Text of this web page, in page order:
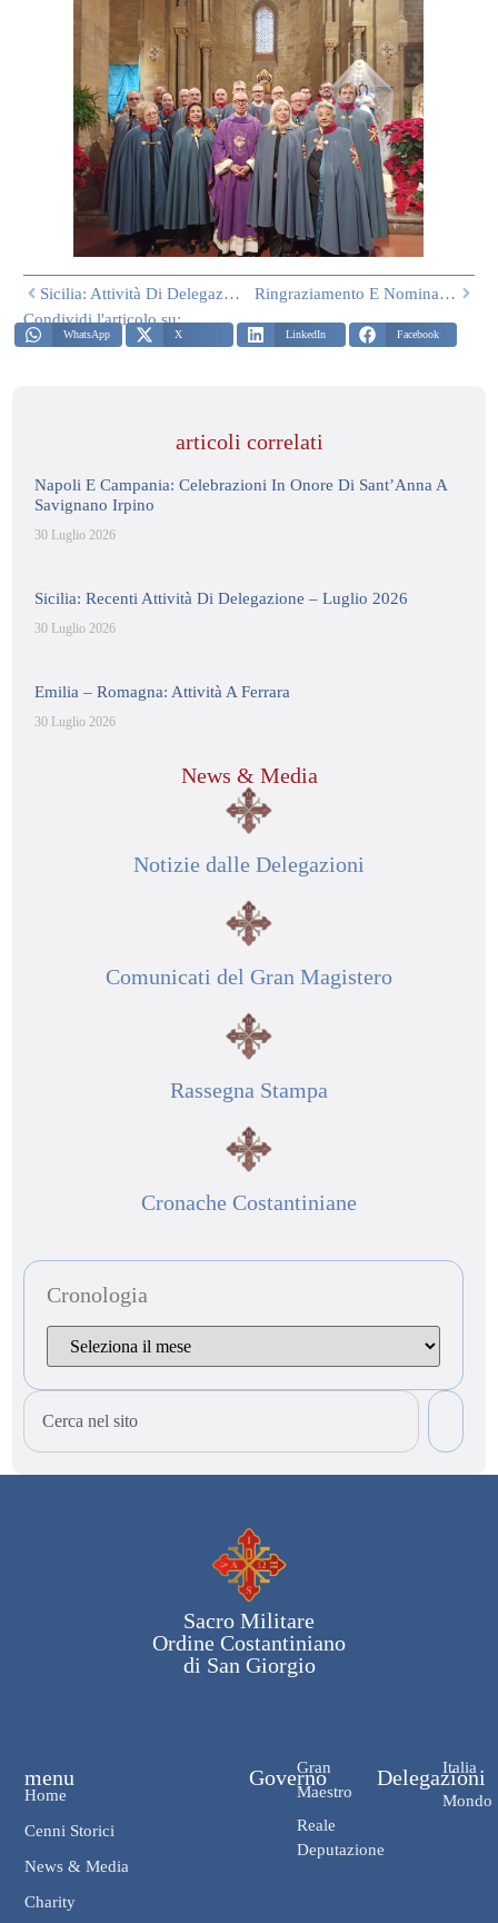
Sicilia: Attività Di Delegazione Novembre/Dicembre 2025
Ringraziamento E Nomina Nuovo Delegato Per Roma E Lazio
Condividi l'articolo su:
WhatsApp X LinkedIn Facebook
articoli correlati
Napoli E Campania: Celebrazioni In Onore Di Sant’Anna A
Savignano Irpino
30 Luglio 2026
Sicilia: Recenti Attività Di Delegazione – Luglio 2026
30 Luglio 2026
Emilia – Romagna: Attività A Ferrara
30 Luglio 2026
News & Media
Notizie dalle Delegazioni
Comunicati del Gran Magistero
Rassegna Stampa
Cronache Costantiniane
Cronologia
Sacro Militare
Ordine Costantiniano
di San Giorgio
Governo
Gran
Maestro
Reale
Deputazione
Delegazioni
Italia
Mondo
menu
Home
Cenni Storici
News & Media
Charity